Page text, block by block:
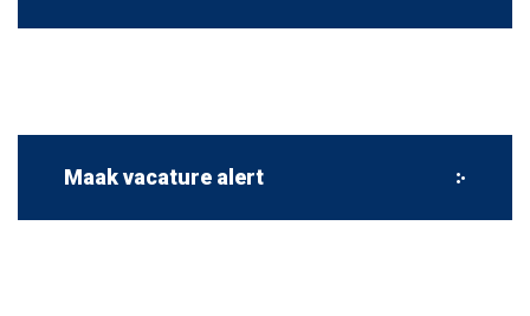
Maak vacature alert